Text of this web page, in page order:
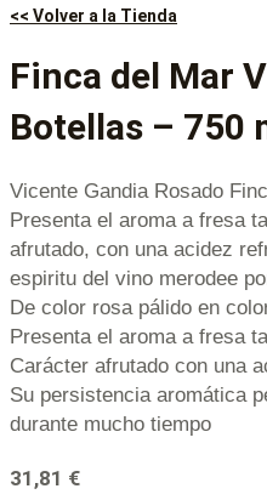
<< Volver a la Tienda
Finca del Mar
Botellas – 750
Vicente Gandia Rosado
Presenta el aroma a fresa
afrutado, con una acidez
espiritu del vino merodee
De color rosa pálido en
Presenta el aroma a fresa
Carácter afrutado con una
Su persistencia aromática
durante mucho tiempo
31,81 €